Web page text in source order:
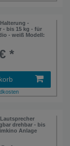
-
- bis 15 kg - für
- weiß Modell:
*
drehbar - bis
Anlage